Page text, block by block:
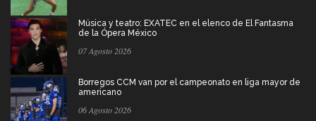
Música y teatro: EXATEC en el elenco de El Fantasma
de la Ópera México
07 Agosto 2026
Borregos CCM van por el campeonato en liga mayor de
americano
06 Agosto 2026